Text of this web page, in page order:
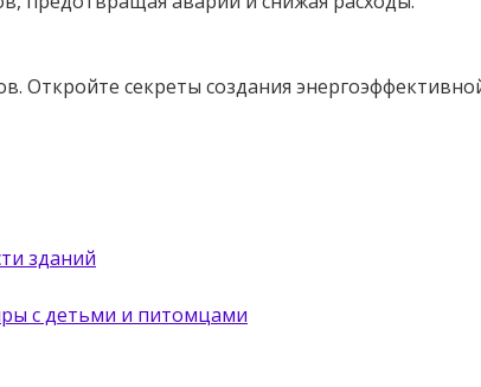
Откройте секреты создания
зданий
с детьми и питомцами